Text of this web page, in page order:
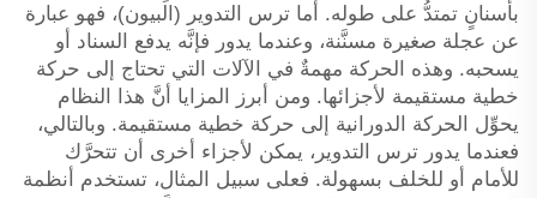
بأسنانٍ تمتدُّ على طوله. أما ترس التدوير (البيون)، فهو عبارة
عن عجلة صغيرة مسنَّنة، وعندما يدور فإنَّه يدفع السناد أو
يسحبه. وهذه الحركة مهمةٌ في الآلات التي تحتاج إلى حركة
خطية مستقيمة لأجزائها. ومن أبرز المزايا أنَّ هذا النظام
يحوِّل الحركة الدورانية إلى حركة خطية مستقيمة. وبالتالي،
فعندما يدور ترس التدوير، يمكن لأجزاء أخرى أن تتحرَّك
للأمام أو للخلف بسهولة. فعلى سبيل المثال، تستخدم أنظمة